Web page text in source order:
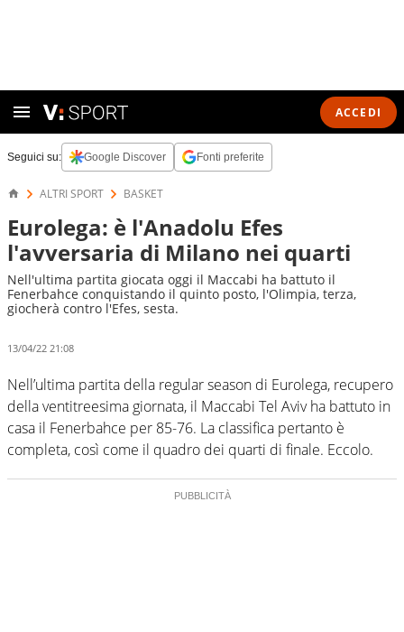
ACCEDI
Seguici su: Google Discover Fonti preferite
ALTRI SPORT BASKET
Eurolega: è l'Anadolu Efes
l'avversaria di Milano nei quarti
Nell'ultima partita giocata oggi il Maccabi ha battuto il
Fenerbahce conquistando il quinto posto, l'Olimpia, terza,
giocherà contro l'Efes, sesta.
13/04/22 21:08
Nell’ultima partita della regular season di Eurolega, recupero
della ventitreesima giornata, il Maccabi Tel Aviv ha battuto in
casa il Fenerbahce per 85-76. La classifica pertanto è
completa, così come il quadro dei quarti di finale. Eccolo.